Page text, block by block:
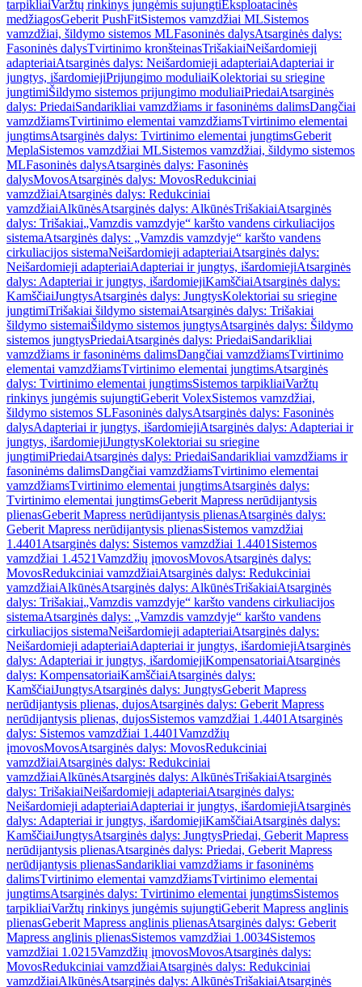
tarpikliaiVaržtų rinkinys jungėmis sujungtiEksploatacinės
medžiagosGeberit PushFitSistemos vamzdžiai MLSistemos
vamzdžiai, šildymo sistemos MLFasoninės dalysAtsarginės dalys:
Fasoninės dalysTvirtinimo kronšteinasTrišakiaiNeišardomieji
adapteriaiAtsarginės dalys: Neišardomieji adapteriaiAdapteriai ir
jungtys, išardomiejiPrijungimo moduliaiKolektoriai su sriegine
jungtimiŠildymo sistemos prijungimo moduliaiPriedaiAtsarginės
dalys: PriedaiSandarikliai vamzdžiams ir fasoninėms dalimsDangčiai
vamzdžiamsTvirtinimo elementai vamzdžiamsTvirtinimo elementai
jungtimsAtsarginės dalys: Tvirtinimo elementai jungtimsGeberit
MeplaSistemos vamzdžiai MLSistemos vamzdžiai, šildymo sistemos
MLFasoninės dalysAtsarginės dalys: Fasoninės
dalysMovosAtsarginės dalys: MovosRedukciniai
vamzdžiaiAtsarginės dalys: Redukciniai
vamzdžiaiAlkūnėsAtsarginės dalys: AlkūnėsTrišakiaiAtsarginės
dalys: Trišakiai„Vamzdis vamzdyje“ karšto vandens cirkuliacijos
sistemaAtsarginės dalys: „Vamzdis vamzdyje“ karšto vandens
cirkuliacijos sistemaNeišardomieji adapteriaiAtsarginės dalys:
Neišardomieji adapteriaiAdapteriai ir jungtys, išardomiejiAtsarginės
dalys: Adapteriai ir jungtys, išardomiejiKamščiaiAtsarginės dalys:
KamščiaiJungtysAtsarginės dalys: JungtysKolektoriai su sriegine
jungtimiTrišakiai šildymo sistemaiAtsarginės dalys: Trišakiai
šildymo sistemaiŠildymo sistemos jungtysAtsarginės dalys: Šildymo
sistemos jungtysPriedaiAtsarginės dalys: PriedaiSandarikliai
vamzdžiams ir fasoninėms dalimsDangčiai vamzdžiamsTvirtinimo
elementai vamzdžiamsTvirtinimo elementai jungtimsAtsarginės
dalys: Tvirtinimo elementai jungtimsSistemos tarpikliaiVaržtų
rinkinys jungėmis sujungtiGeberit VolexSistemos vamzdžiai,
šildymo sistemos SLFasoninės dalysAtsarginės dalys: Fasoninės
dalysAdapteriai ir jungtys, išardomiejiAtsarginės dalys: Adapteriai ir
jungtys, išardomiejiJungtysKolektoriai su sriegine
jungtimiPriedaiAtsarginės dalys: PriedaiSandarikliai vamzdžiams ir
fasoninėms dalimsDangčiai vamzdžiamsTvirtinimo elementai
vamzdžiamsTvirtinimo elementai jungtimsAtsarginės dalys:
Tvirtinimo elementai jungtimsGeberit Mapress nerūdijantysis
plienasGeberit Mapress nerūdijantysis plienasAtsarginės dalys:
Geberit Mapress nerūdijantysis plienasSistemos vamzdžiai
1.4401 Atsarginės dalys: Sistemos vamzdžiai 1.4401 Sistemos
vamzdžiai 1.4521Vamzdžių įmovosMovosAtsarginės dalys:
MovosRedukciniai vamzdžiaiAtsarginės dalys: Redukciniai
vamzdžiaiAlkūnėsAtsarginės dalys: AlkūnėsTrišakiaiAtsarginės
dalys: Trišakiai„Vamzdis vamzdyje“ karšto vandens cirkuliacijos
sistemaAtsarginės dalys: „Vamzdis vamzdyje“ karšto vandens
cirkuliacijos sistemaNeišardomieji adapteriaiAtsarginės dalys:
Neišardomieji adapteriaiAdapteriai ir jungtys, išardomiejiAtsarginės
dalys: Adapteriai ir jungtys, išardomiejiKompensatoriaiAtsarginės
dalys: KompensatoriaiKamščiaiAtsarginės dalys:
KamščiaiJungtysAtsarginės dalys: JungtysGeberit Mapress
nerūdijantysis plienas, dujosAtsarginės dalys: Geberit Mapress
nerūdijantysis plienas, dujosSistemos vamzdžiai 1.4401 Atsarginės
dalys: Sistemos vamzdžiai 1.4401Vamzdžių
įmovosMovosAtsarginės dalys: MovosRedukciniai
vamzdžiaiAtsarginės dalys: Redukciniai
vamzdžiaiAlkūnėsAtsarginės dalys: AlkūnėsTrišakiaiAtsarginės
dalys: TrišakiaiNeišardomieji adapteriaiAtsarginės dalys:
Neišardomieji adapteriaiAdapteriai ir jungtys, išardomiejiAtsarginės
dalys: Adapteriai ir jungtys, išardomiejiKamščiaiAtsarginės dalys:
KamščiaiJungtysAtsarginės dalys: JungtysPriedai, Geberit Mapress
nerūdijantysis plienasAtsarginės dalys: Priedai, Geberit Mapress
nerūdijantysis plienasSandarikliai vamzdžiams ir fasoninėms
dalimsTvirtinimo elementai vamzdžiamsTvirtinimo elementai
jungtimsAtsarginės dalys: Tvirtinimo elementai jungtimsSistemos
tarpikliaiVaržtų rinkinys jungėmis sujungtiGeberit Mapress anglinis
plienasGeberit Mapress anglinis plienasAtsarginės dalys: Geberit
Mapress anglinis plienasSistemos vamzdžiai 1.0034Sistemos
vamzdžiai 1.0215Vamzdžių įmovosMovosAtsarginės dalys:
MovosRedukciniai vamzdžiaiAtsarginės dalys: Redukciniai
vamzdžiaiAlkūnėsAtsarginės dalys: AlkūnėsTrišakiaiAtsarginės